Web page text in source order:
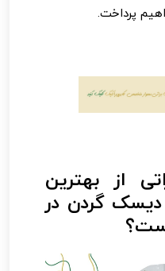
پرداخت.
از بهترین
گردن در